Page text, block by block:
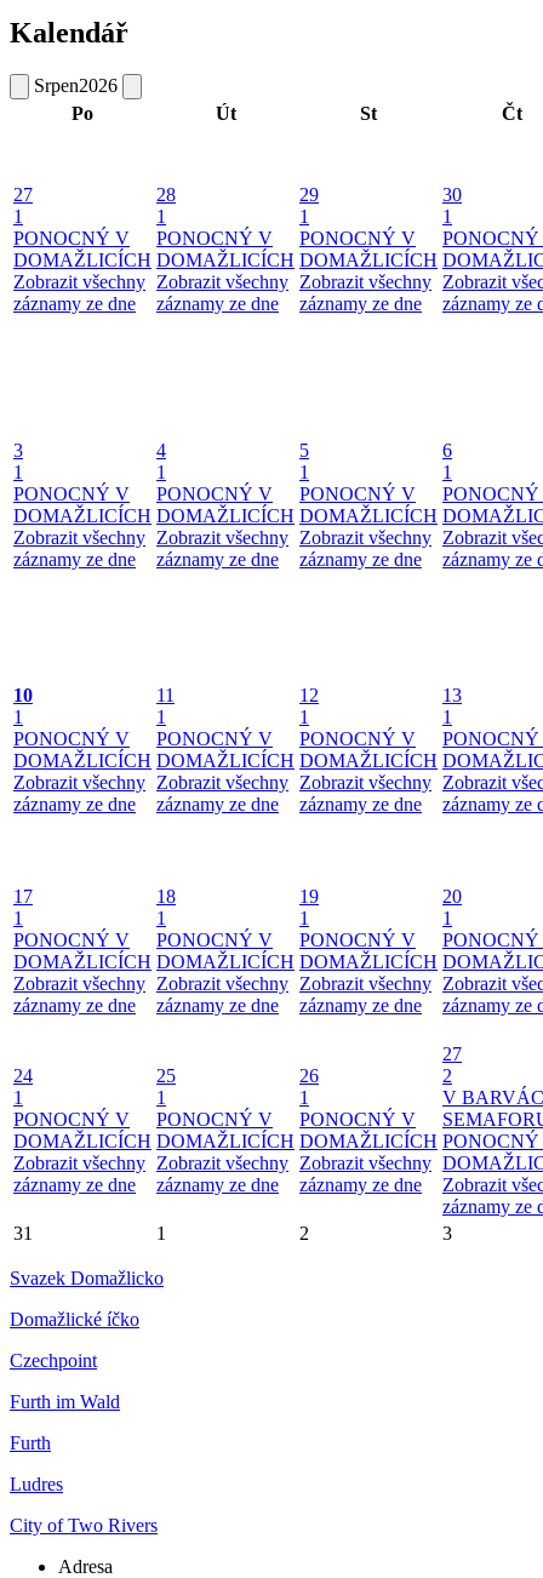
Kalendář
Srpen2026
Po
Út St Čt
27
1
PONOCNÝ V
DOMAŽLICÍCH
Zobrazit všechny
záznamy ze dne
28
1
PONOCNÝ V
DOMAŽLICÍCH
Zobrazit všechny
záznamy ze dne
29
1
PONOCNÝ V
DOMAŽLICÍCH
Zobrazit všechny
záznamy ze dne
30
1
Zobrazit
záznamy ze
3
1
PONOCNÝ V
DOMAŽLICÍCH
Zobrazit všechny
záznamy ze dne
4
1
PONOCNÝ V
DOMAŽLICÍCH
Zobrazit všechny
záznamy ze dne
5
1
PONOCNÝ V
DOMAŽLICÍCH
Zobrazit všechny
záznamy ze dne
6
1
Zobrazit
záznamy ze
10
1
PONOCNÝ V
DOMAŽLICÍCH
Zobrazit všechny
záznamy ze dne
11
1
PONOCNÝ V
DOMAŽLICÍCH
Zobrazit všechny
záznamy ze dne
12
1
PONOCNÝ V
DOMAŽLICÍCH
Zobrazit všechny
záznamy ze dne
13
1
Zobrazit
záznamy ze
17
1
PONOCNÝ V
DOMAŽLICÍCH
Zobrazit všechny
záznamy ze dne
18
1
PONOCNÝ V
DOMAŽLICÍCH
Zobrazit všechny
záznamy ze dne
19
1
PONOCNÝ V
DOMAŽLICÍCH
Zobrazit všechny
záznamy ze dne
20
1
Zobrazit
záznamy ze
24
1
PONOCNÝ V
DOMAŽLICÍCH
Zobrazit všechny
záznamy ze dne
25
1
PONOCNÝ V
DOMAŽLICÍCH
Zobrazit všechny
záznamy ze dne
26
1
PONOCNÝ V
DOMAŽLICÍCH
Zobrazit všechny
záznamy ze dne
27
2
V
Zobrazit
záznamy ze
31
1 2 3
Svazek Domažlicko
Domažlické íčko
Czechpoint
Furth im Wald
Furth
Ludres
City of Two Rivers
Adresa